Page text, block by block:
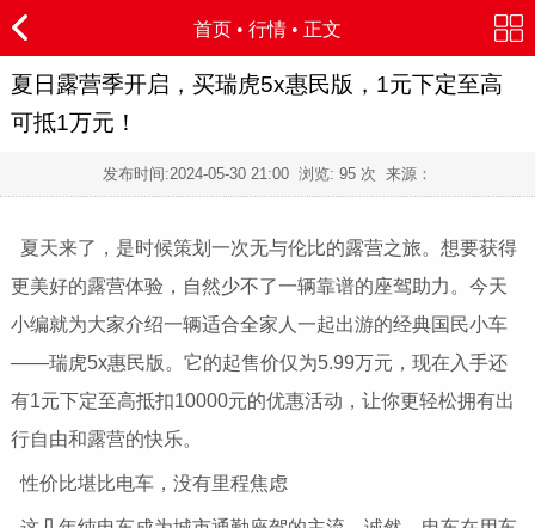
首页 • 行情 • 正文
夏日露营季开启，买瑞虎5x惠民版，1元下定至高
可抵1万元！
发布时间:2024-05-30 21:00 浏览: 95 次 来源：
夏天来了，是时候策划一次无与伦比的露营之旅。想要获得
更美好的露营体验，自然少不了一辆靠谱的座驾助力。今天
小编就为大家介绍一辆适合全家人一起出游的经典国民小车
——瑞虎5x惠民版。它的起售价仅为5.99万元，现在入手还
有1元下定至高抵扣10000元的优惠活动，让你更轻松拥有出
行自由和露营的快乐。
性价比堪比电车，没有里程焦虑